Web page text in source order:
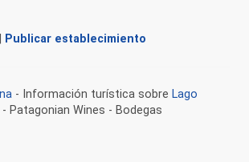
Publicar establecimiento
- Información turística sobre Lago
Patagonian Wines - Bodegas